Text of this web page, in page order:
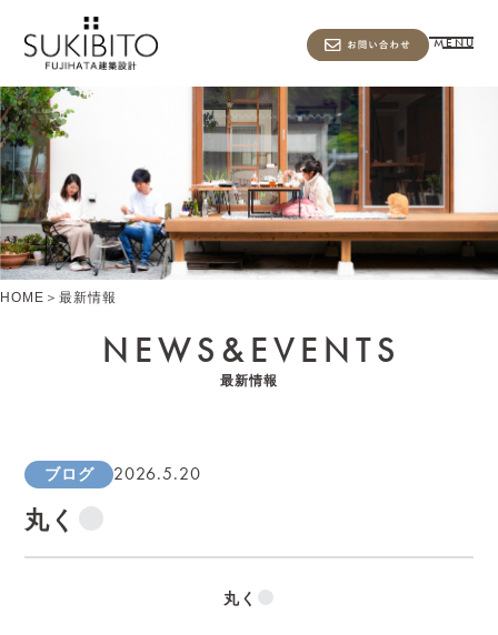
MENU
NEWS&EVENTS
最新情報
HOME ＞ 最新情報
ブログ 2026.5.20
丸く
丸く